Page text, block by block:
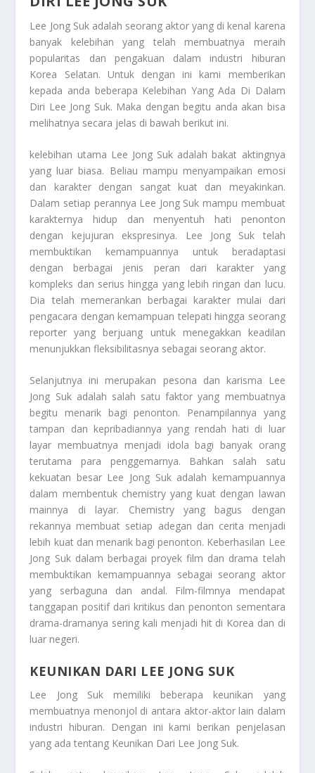
Lee Jong Suk adalah seorang aktor yang di kenal karena
banyak kelebihan yang telah membuatnya meraih
popularitas dan pengakuan dalam industri hiburan
Korea Selatan. Untuk dengan ini kami memberikan
kepada anda beberapa Kelebihan Yang Ada Di Dalam
Diri Lee Jong Suk. Maka dengan begitu anda akan bisa
melihatnya secara jelas di bawah berikut ini.
kelebihan utama Lee Jong Suk adalah bakat aktingnya
yang luar biasa. Beliau mampu menyampaikan emosi
dan karakter dengan sangat kuat dan meyakinkan.
Dalam setiap perannya Lee Jong Suk mampu membuat
karakternya hidup dan menyentuh hati penonton
dengan kejujuran ekspresinya. Lee Jong Suk telah
membuktikan kemampuannya untuk beradaptasi
dengan berbagai jenis peran dari karakter yang
kompleks dan serius hingga yang lebih ringan dan lucu.
Dia telah memerankan berbagai karakter mulai dari
pengacara dengan kemampuan telepati hingga seorang
reporter yang berjuang untuk menegakkan keadilan
menunjukkan fleksibilitasnya sebagai seorang aktor.
Selanjutnya ini merupakan pesona dan karisma Lee
Jong Suk adalah salah satu faktor yang membuatnya
begitu menarik bagi penonton. Penampilannya yang
tampan dan kepribadiannya yang rendah hati di luar
layar membuatnya menjadi idola bagi banyak orang
terutama para penggemarnya. Bahkan salah satu
kekuatan besar Lee Jong Suk adalah kemampuannya
dalam membentuk chemistry yang kuat dengan lawan
mainnya di layar. Chemistry yang bagus dengan
rekannya membuat setiap adegan dan cerita menjadi
lebih kuat dan menarik bagi penonton. Keberhasilan Lee
Jong Suk dalam berbagai proyek film dan drama telah
membuktikan kemampuannya sebagai seorang aktor
yang serbaguna dan andal. Film-filmnya mendapat
tanggapan positif dari kritikus dan penonton sementara
drama-dramanya sering kali menjadi hit di Korea dan di
luar negeri.
KEUNIKAN DARI LEE JONG SUK
Lee Jong Suk memiliki beberapa keunikan yang
membuatnya menonjol di antara aktor-aktor lain dalam
industri hiburan. Dengan ini kami berikan penjelasan
yang ada tentang Keunikan Dari Lee Jong Suk.